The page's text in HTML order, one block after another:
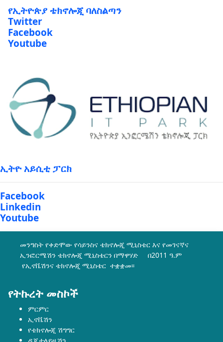
Twitter
Facebook
Youtube
Facebook
Linkedin
Youtube
መንግስት የቀድሞው የሳይንስና ቴክኖሎጂ ሚኒስቴር እና የመገናኛና
ኢንፎርሜሽን ቴክኖሎጂ ሚኒስቴርን በማዋሃድ በ2011 ዓ.ም
የኢኖቬሽንና ቴክኖሎጂ ሚኒስቴር ተቋቋመ፡፡
ምርምር
ኢኖቬሽን
የቴክኖሎጂ ሽግግር
ዲጂታላይዜሽን